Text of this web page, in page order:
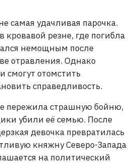
самая удачливая парочка.
резне, где погибла
немощным после
отравления. Однако
смогут отомстить
справедливость.
пережила страшную бойню,
убили её семью. После
девочка превратилась
княжну Северо-Запада
на политический